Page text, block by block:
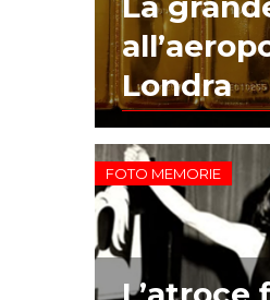
Londra
FOTO MEMORIE